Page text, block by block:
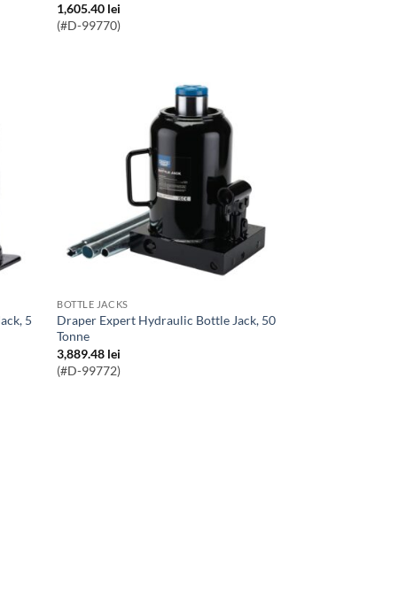
1,605.40 lei
(#D-99770)
BOTTLE JACKS
Draper Expert Hydraulic Bottle Jack, 50
Tonne
3,889.48 lei
(#D-99772)